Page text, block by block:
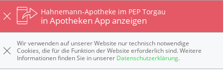
Hahnemann-Apotheke im PEP Torgau
in Apotheken App anzeigen
Wir verwenden auf unserer Website nur technisch notwendige
Cookies, die für die Funktion der Website erforderlich sind. Weitere
Informationen finden Sie in unserer Datenschutzerklärung.